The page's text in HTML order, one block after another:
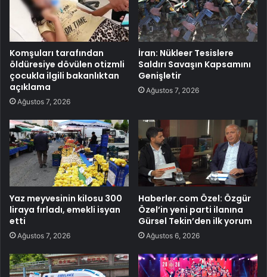
Komşuları tarafından
öldüresiye dövülen otizmli
çocukla ilgili bakanlıktan
açıklama
Ağustos 7, 2026
İran: Nükleer Tesislere
Saldırı Savaşın Kapsamını
Genişletir
Ağustos 7, 2026
Yaz meyvesinin kilosu 300
liraya fırladı, emekli isyan
etti
Ağustos 7, 2026
Haberler.com Özel: Özgür
Özel’in yeni parti ilanına
Gürsel Tekin’den ilk yorum
Ağustos 6, 2026